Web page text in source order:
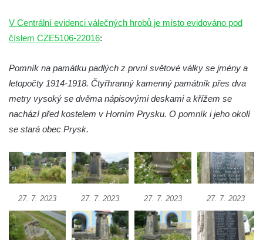
Pamětní deska 240 MILES TO FREEDOM u
pomníku obětem válek na náměstí J. V.
Pomník obětem 1. a 2. světové války na
Pomník obětem 1. a 2. světové války v
Římově
hřbitově v Římově
Pomník obětem 1. světové války v Dolním
Pomník obětem 2. světové války v Plavu
Pamětní deska obětem 1. světové války v
V Centrální evidenci válečných hrobů je místo evidováno pod
číslem CZE5106-22016:
Pomník na památku padlých z první světové války se jmény a
letopočty 1914-1918. Čtyřhranný kamenný památník přes dva
metry vysoký se dvěma nápisovými deskami a křížem se
nachází před kostelem v Horním Prysku. O pomník i jeho okolí
se stará obec Prysk.
27. 7. 2023 27. 7. 2023 27. 7. 2023 27. 7. 2023